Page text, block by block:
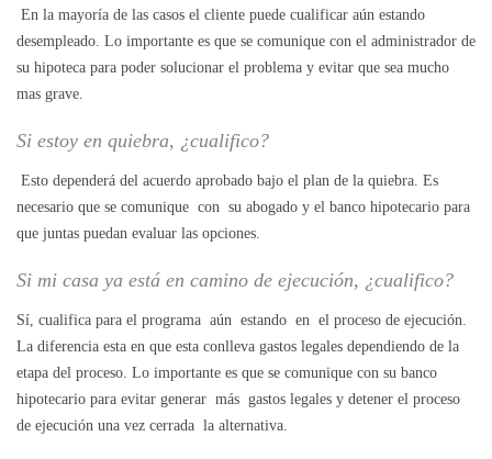
En la mayoría de las casos el cliente puede cualificar aún estando
desempleado. Lo importante es que se comunique con el administrador de
su hipoteca para poder solucionar el problema y evitar que sea mucho
mas grave.
Si estoy en quiebra, ¿cualifico?
Esto dependerá del acuerdo aprobado bajo el plan de la quiebra. Es
necesario que se comunique con su abogado y el banco hipotecario para
que juntas puedan evaluar las opciones.
Si mi casa ya está en camino de ejecución, ¿cualifico?
Sí, cualifica para el programa aún estando en el proceso de ejecución.
La diferencia esta en que esta conlleva gastos legales dependiendo de la
etapa del proceso. Lo importante es que se comunique con su banco
hipotecario para evitar generar más gastos legales y detener el proceso
de ejecución una vez cerrada la alternativa.